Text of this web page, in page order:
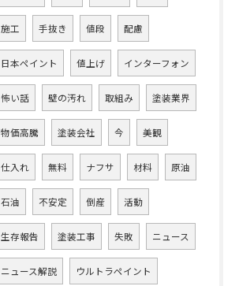
施工 手抜き 値段 配慮
日本ペイント 値上げ インターフォン
怖い話 壁の汚れ 取組み 塗装業界
物価高騰 塗装会社 今 美観
仕入れ 無料 ナフサ 材料 原油
石油 不安定 倒産 活動
生存報告 塗装工事 失敗 ニュース
ニュース解説 ウルトラペイント